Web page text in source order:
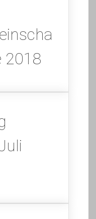
2018